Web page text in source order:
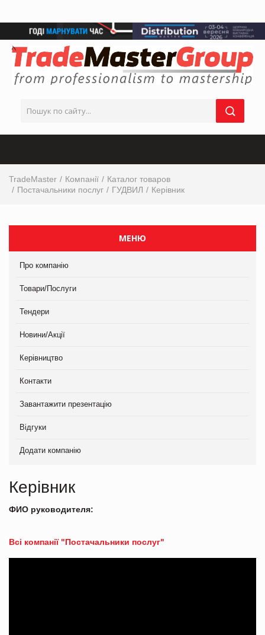
TradeMaster Компанії
Каталог товаров
Постачальники послуг
ГУДВИЛ Керівник
МЕНЮ
Про компанію
Товари/Послуги
Тендери
Новини/Акції
Керівництво
Контакти
Завантажити презентацію
Відгуки
Додати компанію
Керівник
ФИО руководителя:
Всі компанії "Постачальники послуг"